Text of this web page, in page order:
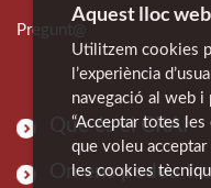
Pregunt@
Què és el CRAI
On ens podeu
Aquest lloc
Utilitzem cookies
l’experiència
navegació al web
“Acceptar totes les
que voleu acceptar
les cookies